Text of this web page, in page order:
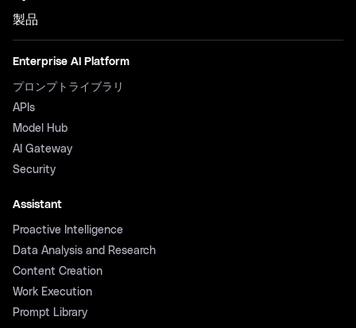
製品
Enterprise AI Platform
プロンプトライブラリ
APIs
Model Hub
AI Gateway
Security
Assistant
Proactive Intelligence
Data Analysis and Research
Content Creation
Work Execution
Prompt Library